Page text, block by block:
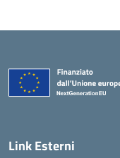
Link Esterni